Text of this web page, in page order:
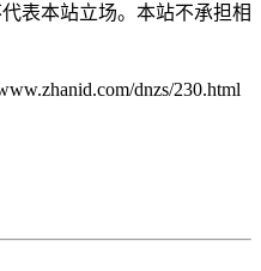
表本站立场。本站不承担相
dnzs/230.html